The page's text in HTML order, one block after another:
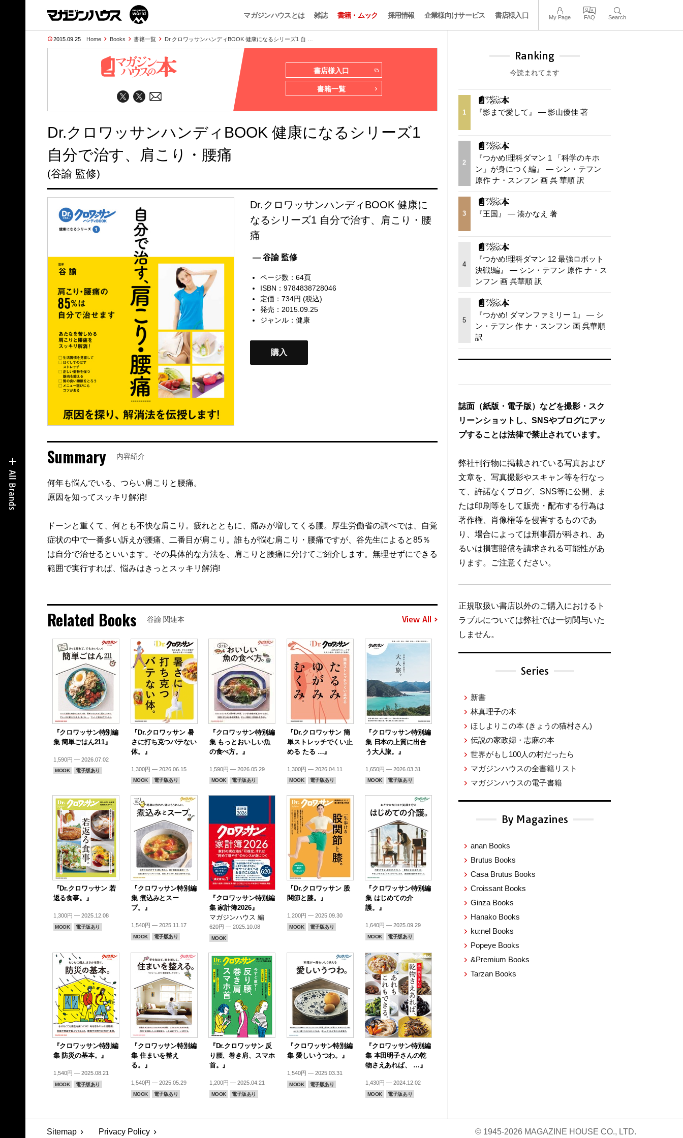
マガジンハウスとは 雑誌 書籍・ムック 採用情報 企業様向けサービス 書店様入口 My Page FAQ Search
2015.09.25 Home Books 書籍一覧 Dr.クロワッサンハンディBOOK 健康になるシリーズ1 自 …
書店様入口
書籍一覧
Dr.クロワッサンハンディBOOK 健康になるシリーズ1
自分で治す、肩こり・腰痛
(谷諭 監修)
Dr.クロワッサンハンディBOOK 健康に
なるシリーズ1 自分で治す、肩こり・腰
痛
— 谷諭 監修
ページ数：64頁
ISBN：9784838728046
定価：734円 (税込)
発売：2015.09.25
ジャンル： 健康
購入
Summary 内容紹介
何年も悩んでいる、つらい肩こりと腰痛。
原因を知ってスッキリ解消!
ドーンと重くて、何とも不快な肩こり。疲れとともに、痛みが増してくる腰。厚生労働省の調べでは、自覚
症状の中で一番多い訴えが腰痛、二番目が肩こり。誰もが悩む肩こり・腰痛ですが、谷先生によると85％
は自分で治せるといいます。その具体的な方法を、肩こりと腰痛に分けてご紹介します。無理せずにできる
範囲で実行すれば、悩みはきっとスッキリ解消!
Related Books 谷諭 関連本 View All
『クロワッサン特別編
集 簡単ごはん211』
1,590円 — 2026.07.02
MOOK 電子版あり
『Dr.クロワッサン 暑
さに打ち克つバテない
体。』
1,300円 — 2026.06.15
MOOK 電子版あり
『クロワッサン特別編
集 もっとおいしい魚
の食べ方。』
1,590円 — 2026.05.29
MOOK 電子版あり
『Dr.クロワッサン 簡
単ストレッチでくい止
める たる …』
1,300円 — 2026.04.11
MOOK 電子版あり
『クロワッサン特別編
集 日本の上質に出合
う大人旅。』
1,650円 — 2026.03.31
MOOK 電子版あり
『Dr.クロワッサン 若
返る食事。』
1,300円 — 2025.12.08
MOOK 電子版あり
『クロワッサン特別編
集 煮込みとスー
プ。』
1,540円 — 2025.11.17
MOOK 電子版あり
『クロワッサン特別編
集 家計簿2026』
マガジンハウス 編
620円 — 2025.10.08
MOOK
『Dr.クロワッサン 股
関節と膝。』
1,200円 — 2025.09.30
MOOK 電子版あり
『クロワッサン特別編
集 はじめての介
護。』
1,640円 — 2025.09.29
MOOK 電子版あり
『クロワッサン特別編
集 防災の基本。』
1,540円 — 2025.08.21
MOOK 電子版あり
『クロワッサン特別編
集 住まいを整え
る。』
1,540円 — 2025.05.29
MOOK 電子版あり
『Dr.クロワッサン 反
り腰、巻き肩、スマホ
首。』
1,200円 — 2025.04.21
MOOK 電子版あり
『クロワッサン特別編
集 愛しいうつわ。』
1,540円 — 2025.03.31
MOOK 電子版あり
『クロワッサン特別編
集 本田明子さんの乾
物さえあれば、 …』
1,430円 — 2024.12.02
MOOK 電子版あり
Ranking
今読まれてます
1 『影まで愛して』 — 影山優佳 著
2
『つかめ!理科ダマン 1 「科学のキホ
ン」が身につく編』 — シン・テフン
原作 ナ・スンフン 画 呉 華順 訳
3 『王国』 — 湊かなえ 著
4
『つかめ!理科ダマン 12 最強ロボット
決戦!編』 — シン・テフン 原作 ナ・ス
ンフン 画 呉華順 訳
5
『つかめ! ダマンファミリー 1』 — シ
ン・テフン 作 ナ・スンフン 画 呉華順
訳
誌面（紙版・電子版）などを撮影・スク
リーンショットし、SNSやブログにアッ
プすることは法律で禁止されています。
弊社刊行物に掲載されている写真および
文章を、写真撮影やスキャン等を行なっ
て、許諾なくブログ、SNS等に公開、ま
たは印刷等をして販売・配布する行為は
著作権、肖像権等を侵害するものであ
り、場合によっては刑事罰が科され、あ
るいは損害賠償を請求される可能性があ
ります。ご注意ください。
正規取扱い書店以外のご購入におけるト
ラブルについては弊社では一切関与いた
しません。
Series
新書
林真理子の本
ほしよりこの本 (きょうの猫村さん)
伝説の家政婦・志麻の本
世界がもし100人の村だったら
マガジンハウスの全書籍リスト
マガジンハウスの電子書籍
By Magazines
anan Books
Brutus Books
Casa Brutus Books
Croissant Books
Ginza Books
Hanako Books
ku:nel Books
Popeye Books
&Premium Books
Tarzan Books
Sitemap Privacy Policy © 1945-2026 MAGAZINE HOUSE CO., LTD.